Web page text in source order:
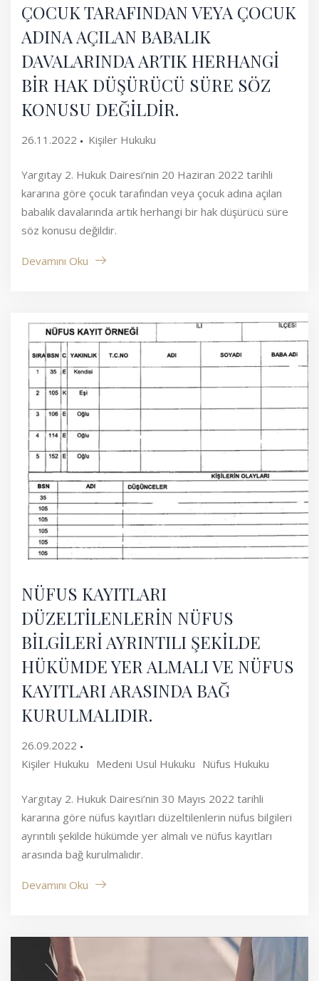
ÇOCUK TARAFINDAN VEYA ÇOCUK
ADINA AÇILAN BABALIK
DAVALARINDA ARTIK HERHANGİ
BİR HAK DÜŞÜRÜCÜ SÜRE SÖZ
KONUSU DEĞİLDİR.
26.11.2022 Kişiler Hukuku
Yargıtay 2. Hukuk Dairesi’nin 20 Haziran 2022 tarihli
kararına göre çocuk tarafından veya çocuk adına açılan
babalık davalarında artık herhangi bir hak düşürücü süre
söz konusu değildir.
Devamını Oku
NÜFUS KAYITLARI
DÜZELTİLENLERİN NÜFUS
BİLGİLERİ AYRINTILI ŞEKİLDE
HÜKÜMDE YER ALMALI VE NÜFUS
KAYITLARI ARASINDA BAĞ
KURULMALIDIR.
26.09.2022
Kişiler Hukuku Medeni Usul Hukuku Nüfus Hukuku
Yargıtay 2. Hukuk Dairesi’nin 30 Mayıs 2022 tarihli
kararına göre nüfus kayıtları düzeltilenlerin nüfus bilgileri
ayrıntılı şekilde hükümde yer almalı ve nüfus kayıtları
arasında bağ kurulmalıdır.
Devamını Oku